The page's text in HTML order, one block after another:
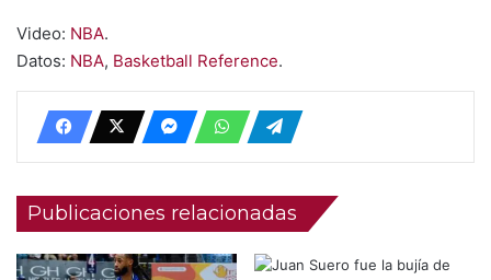
Video: NBA.
Datos: NBA, Basketball Reference.
Publicaciones relacionadas